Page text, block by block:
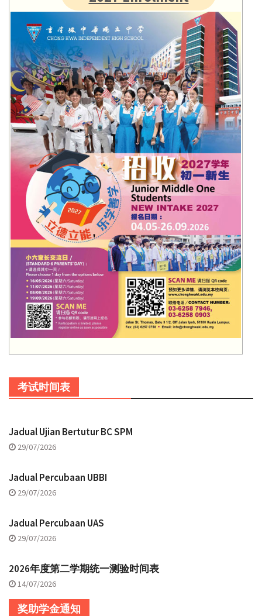
考试时间表
Jadual Ujian Bertutur BC SPM
29/07/2026
Jadual Percubaan UBBI
29/07/2026
Jadual Percubaan UAS
29/07/2026
2026年度第二学期统一测验时间表
14/07/2026
奖助学金通知